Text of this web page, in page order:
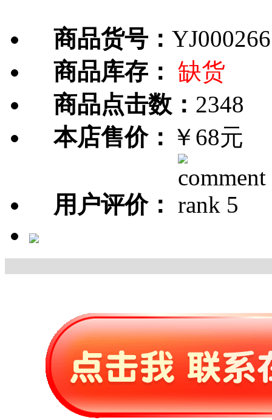
商品货号： YJ000266
商品库存： 缺货
商品点击数： 2348
本店售价： ￥68元
用户评价：